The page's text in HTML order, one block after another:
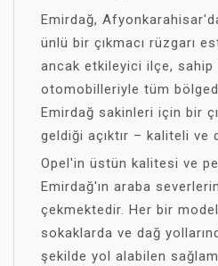
Emirdağ,
ünlü bir çıkmacı rüzgarı
ancak etkileyici ilçe, sahip
otomobilleriyle tüm
Emirdağ sakinleri için bir
geldiği açıktır – kaliteli ve
Opel'in üstün kalitesi ve
Emirdağ'ın araba
çekmektedir. Her bir
sokaklarda ve dağ
şekilde yol alabilen